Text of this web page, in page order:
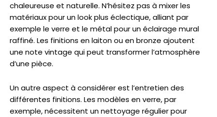
chaleureuse et naturelle. N’hésitez pas à mixer les
matériaux pour un look plus éclectique, alliant par
exemple le verre et le métal pour un éclairage mural
raffiné. Les finitions en laiton ou en bronze ajoutent
une note vintage qui peut transformer l’atmosphère
d’une pièce.
Un autre aspect à considérer est l’entretien des
différentes finitions. Les modèles en verre, par
exemple, nécessitent un nettoyage régulier pour